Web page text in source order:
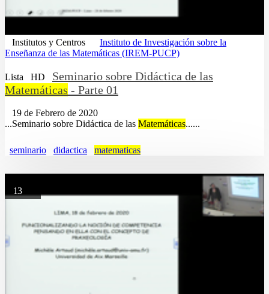
Institutos y Centros
Instituto de Investigación sobre la
Enseñanza de las Matemáticas (IREM-PUCP)
Lista HD
Seminario sobre Didáctica de las
Matemáticas - Parte 01
19 de Febrero de 2020
...Seminario sobre Didáctica de las Matemáticas......
seminario didactica matematicas
13